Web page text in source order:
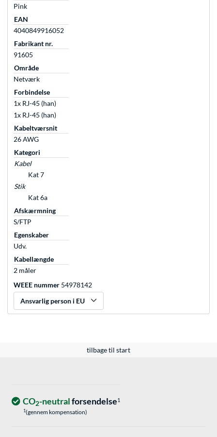
Pink
EAN
4040849916052
Fabrikant nr.
91605
Område
Netværk
Forbindelse
1x RJ-45 (han)
1x RJ-45 (han)
Kabeltværsnit
26 AWG
Kategori
Kabel
Kat 7
Stik
Kat 6a
Afskærmning
S/FTP
Egenskaber
Udv.
Kabellængde
2 måler
WEEE nummer 54978142
Ansvarlig person i EU
tilbage til start
CO2-neutralforsendelse1
1(gennem kompensation)